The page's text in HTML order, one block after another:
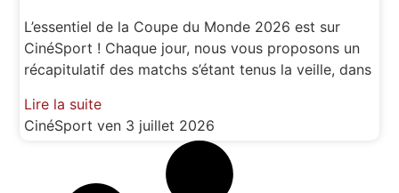
L’essentiel de la Coupe du Monde 2026 est sur
CinéSport ! Chaque jour, nous vous proposons un
récapitulatif des matchs s’étant tenus la veille, dans
Lire la suite
CinéSportven 3 juillet 2026